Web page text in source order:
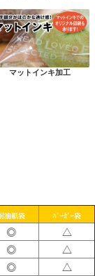
マットインキ加工
油紙袋 ﾊﾞｰｶﾞｰ袋
◎ △
◎ △
◎ △